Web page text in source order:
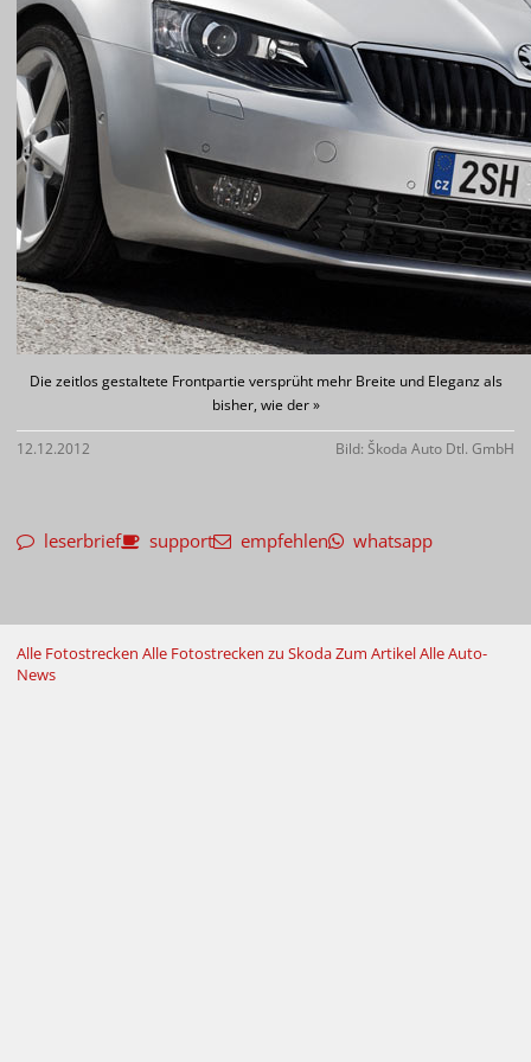
Die zeitlos gestaltete Frontpartie versprüht mehr Breite und Eleganz als
bisher, wie der »
12.12.2012 Bild: Škoda Auto Dtl. GmbH
leserbrief support empfehlen whatsapp
Alle Fotostrecken Alle Fotostrecken zu SkodaZum ArtikelAlle Auto-
News